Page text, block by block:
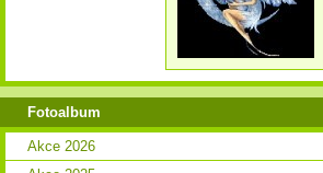
Fotoalbum
Akce 2026